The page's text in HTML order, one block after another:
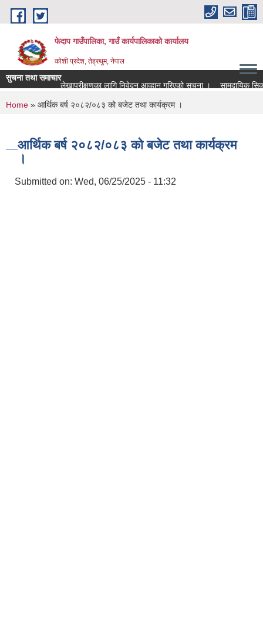
Skip to main content
फेदाप गाउँपालिका, गाउँ कार्यपालिकाको कार्यालय
कोशी प्रदेश, तेह्रथुम, नेपाल
सुचना तथा समाचार
लेखापरीक्षणका लागि निवेदन आव्हान गरिएको सूचना ।
सामुदायिक
You are here
Home » आर्थिक बर्ष २०८२/०८३ को बजेट तथा कार्यक्रम ।
आर्थिक बर्ष २०८२/०८३ को बजेट तथा कार्यक्रम
।
Submitted on: Wed, 06/25/2025 - 11:32